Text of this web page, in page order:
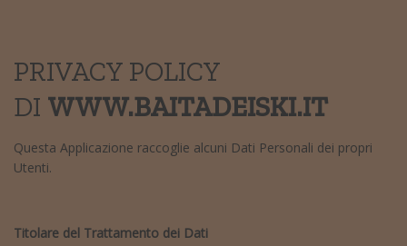
PRIVACY POLICY
DI WWW.BAITADEISKI.IT
Questa Applicazione raccoglie alcuni Dati Personali dei propri
Utenti.
Titolare del Trattamento dei Dati